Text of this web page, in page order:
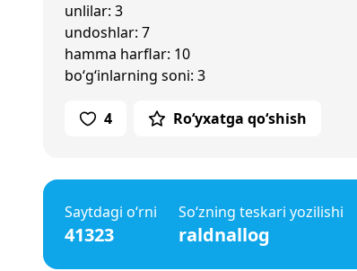
unlilar: 3
undoshlar: 7
hamma harflar: 10
bo‘g‘inlarning soni: 3
4 Ro‘yxatga qo‘shish
Saytdagi o‘rni
41323
So‘zning teskari yozilishi
raldnallog